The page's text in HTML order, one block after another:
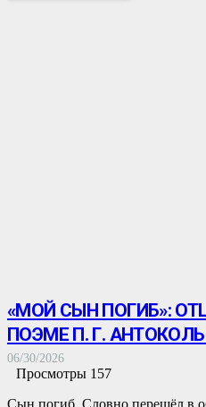
«МОЙ СЫН ПОГИБ»:
ПОЭМЕ П. Г.
06/30/2026
Просмотры 157
Сын погиб. Словно перешёл в